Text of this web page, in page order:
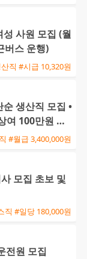
사원 모집 (월
버스 운행)
직 #시급 10,320원
생산직 모집 •
여 100만원 및
#월급 3,400,000원
모집 초보 및
직 #일당 180,000원
전원 모집